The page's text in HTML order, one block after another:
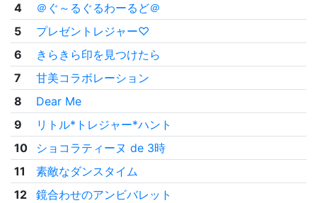
4
＠ぐ～るぐるわーるど＠
5
プレゼントレジャー♡
6
きらきら印を見つけたら
7
甘美コラボレーション
8
Dear Me
9
リトル*トレジャー*ハント
10
ショコラティーヌ de 3時
11
素敵なダンスタイム
12
鏡合わせのアンビバレット